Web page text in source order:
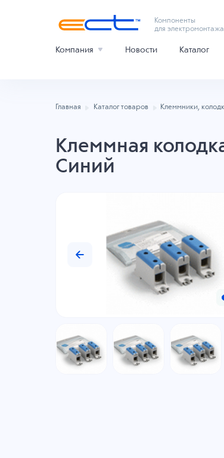
Компоненты
для электромонтажа
Компания Новости Каталог
Главная Каталог товаров Клеммники,
Клеммная
Синий